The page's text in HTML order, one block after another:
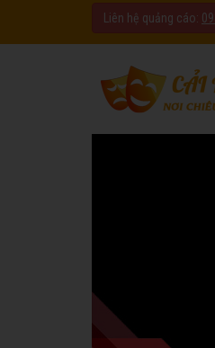
Liên hệ quảng cáo: